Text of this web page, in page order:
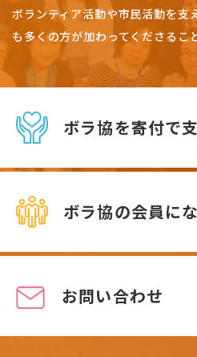
ボランティア活動や市民活動を支
も多くの方が加わってくださるこ
ボラ協を寄付で
ボラ協の会員に
お問い合わせ